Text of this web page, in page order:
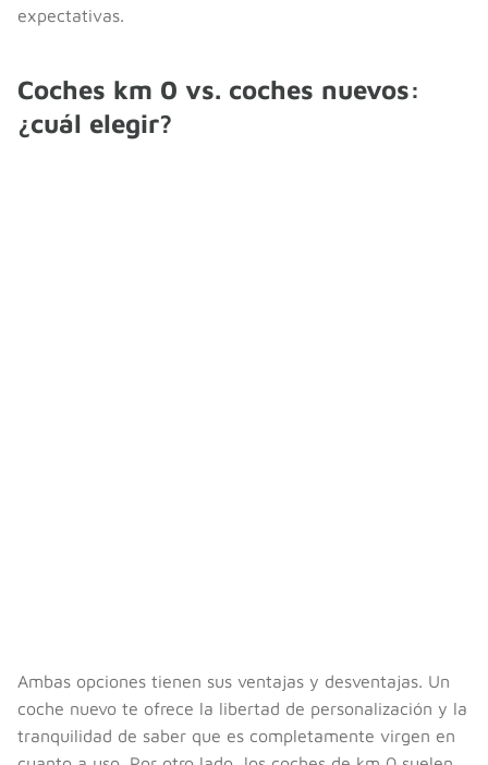
expectativas.
Coches km 0 vs. coches nuevos:
¿cuál elegir?
Ambas opciones tienen sus ventajas y desventajas. Un
coche nuevo te ofrece la libertad de personalización y la
tranquilidad de saber que es completamente virgen en